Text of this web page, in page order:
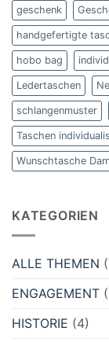
geschenk
handgefertigte
hobo bag
Ledertaschen
schlangenmuster
Taschen
Wunschtasche
KATEGORIEN
ALLE THEMEN
ENGAGEMENT
HISTORIE (4)